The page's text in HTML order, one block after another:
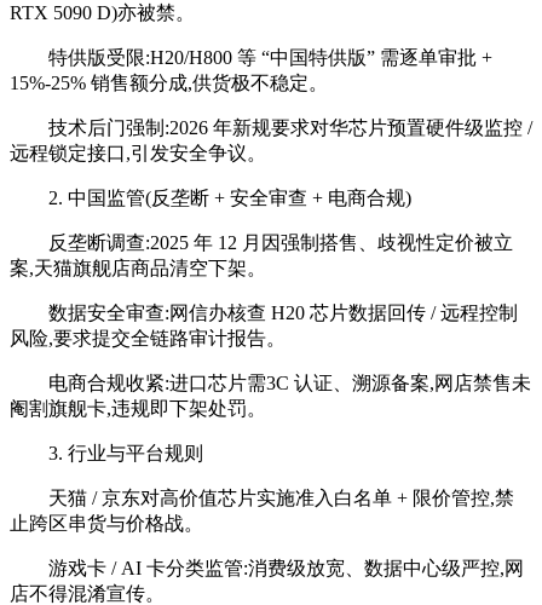
RTX 5090 D)亦被禁。
特供版受限:H20/H800 等 “中国特供版” 需逐单审批 +
15%-25% 销售额分成,供货极不稳定。
技术后门强制:2026 年新规要求对华芯片预置硬件级监控 /
远程锁定接口,引发安全争议。
2. 中国监管(反垄断 + 安全审查 + 电商合规)
反垄断调查:2025 年 12 月因强制搭售、歧视性定价被立
案,天猫旗舰店商品清空下架。
数据安全审查:网信办核查 H20 芯片数据回传 / 远程控制
风险,要求提交全链路审计报告。
电商合规收紧:进口芯片需3C 认证、溯源备案,网店禁售未
阉割旗舰卡,违规即下架处罚。
3. 行业与平台规则
天猫 / 京东对高价值芯片实施准入白名单 + 限价管控,禁
止跨区串货与价格战。
游戏卡 / AI 卡分类监管:消费级放宽、数据中心级严控,网
店不得混淆宣传。